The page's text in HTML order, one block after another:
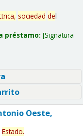
sociedad del
préstamo: Signatura
Oeste,
Estado.